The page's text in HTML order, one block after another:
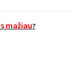
mažiau?